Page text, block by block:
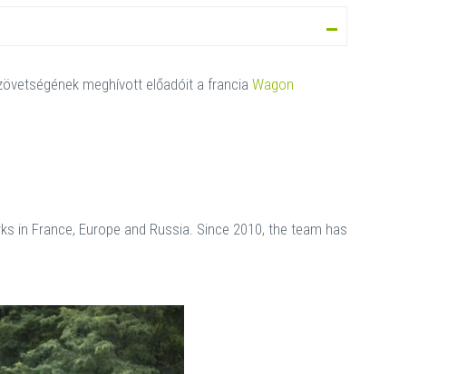
meghívott előadóit a francia Wagon
in France, Europe and Russia. Since 2010, the team has